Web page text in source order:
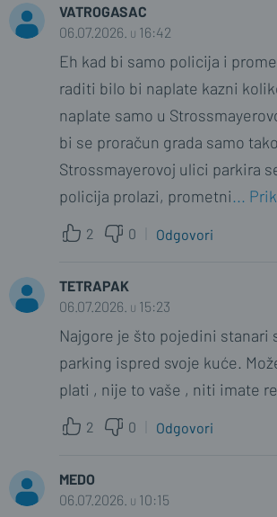
VATROGASAC
06.07.2026. u 16:42
Eh kad bi samo policija i
raditi bilo bi naplate kazni
naplate samo u
bi se proračun grada samo
Strossmayerovoj ulici parkira
policija prolazi, prometni...
2 0 Odgovori
TETRAPAK
06.07.2026. u 15:23
Najgore je što pojedini stanari
parking ispred svoje kuće.
plati , nije to vaše , niti imate
2 0 Odgovori
MEDO
06.07.2026. u 10:15